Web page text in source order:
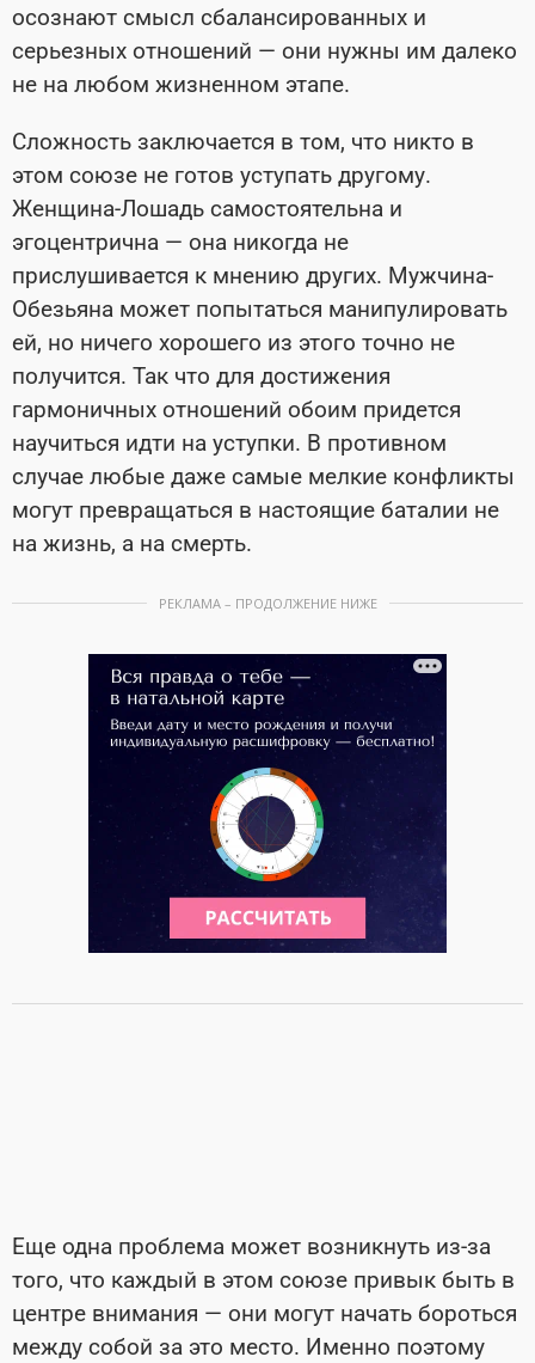
осознают смысл сбалансированных и
серьезных отношений — они нужны им далеко
не на любом жизненном этапе.
Сложность заключается в том, что никто в
этом союзе не готов уступать другому.
Женщина-Лошадь самостоятельна и
эгоцентрична — она никогда не
прислушивается к мнению других. Мужчина-
Обезьяна может попытаться манипулировать
ей, но ничего хорошего из этого точно не
получится. Так что для достижения
гармоничных отношений обоим придется
научиться идти на уступки. В противном
случае любые даже самые мелкие конфликты
могут превращаться в настоящие баталии не
на жизнь, а на смерть.
РЕКЛАМА – ПРОДОЛЖЕНИЕ НИЖЕ
Еще одна проблема может возникнуть из-за
того, что каждый в этом союзе привык быть в
центре внимания — они могут начать бороться
между собой за это место. Именно поэтому